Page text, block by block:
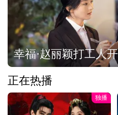
幸福·赵丽颖打工人
正在热播
独播